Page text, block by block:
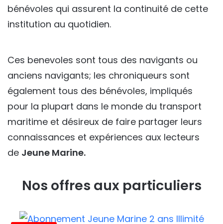
bénévoles qui assurent la continuité de cette
institution au quotidien.
Ces benevoles sont tous des navigants ou
anciens navigants; les chroniqueurs sont
également tous des bénévoles, impliqués
pour la plupart dans le monde du transport
maritime et désireux de faire partager leurs
connaissances et expériences aux lecteurs
de Jeune Marine.
Nos offres aux particuliers